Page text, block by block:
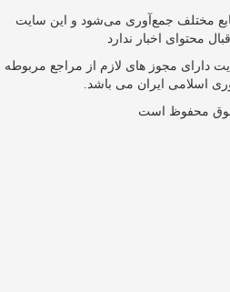
مختلف جمع‌آوری می‌شود و این سایت
محتوای اخبار ندارد
دارای مجوز های لازم از مراجع مربوطه
اسلامی ایران می باشد.
محفوظ است